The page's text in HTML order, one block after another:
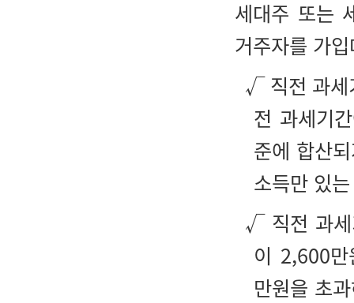
세대주 또는
거주자를 가
√ 직전 과세
전 과세기
준에 합산
소득만 있
√ 직전 과세
이 2,600
만원을 초